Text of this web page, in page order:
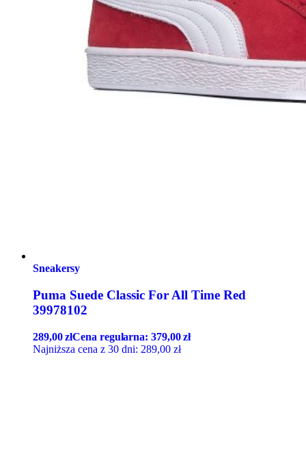
Sneakersy
Puma Suede Classic For All Time Red
39978102
289,00złCena regularna:379,00zł
Najniższa cena z 30 dni: 289,00 zł